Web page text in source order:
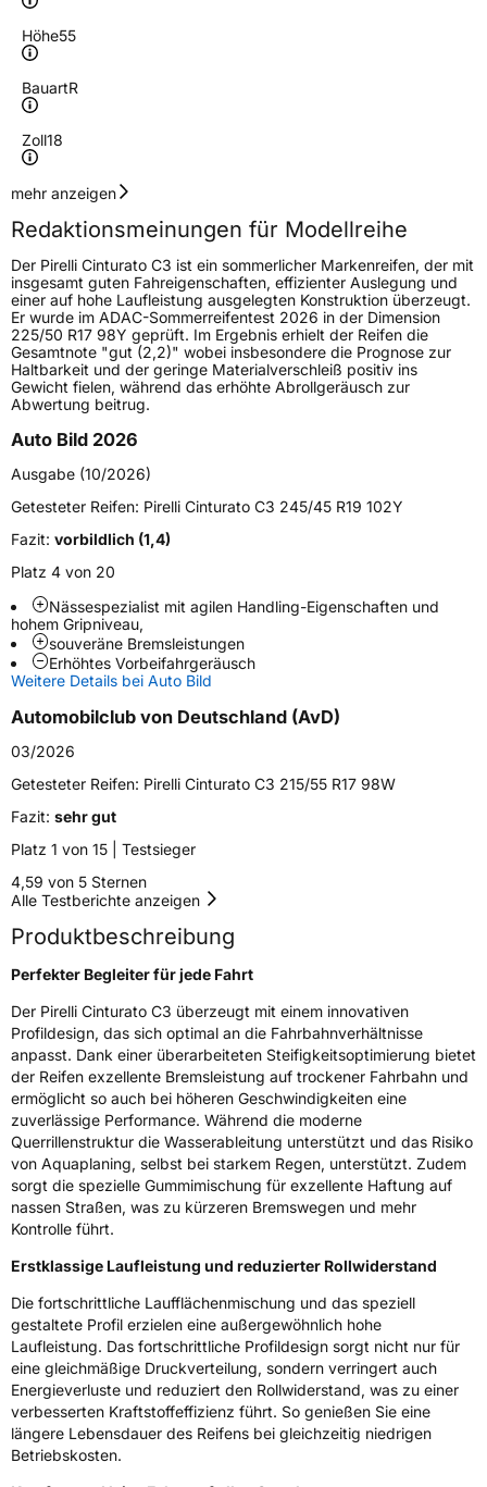
Höhe55
BauartR
Zoll18
Geschwindigkeitsindex
Lastindex 99
Höchstlast775 kg
Gewicht (in kg)10,033 kg
Generelle Merkmale
Fahrzeugtyp
SUV
VerwendungSommerreifen
ModellnameCinturato C3
FahrzeugartPKW & SUV
Weitere Eigenschaften
SchlauchtypTL
ZustandNeureifen
VerstärktXL
EU Label
NasshaftungA
Rollgeräusch (Klasse)B
Fahrzeugklasse
C1
3PMSF / Schneeflockensymbol / Alpine-SymbolNein
EPREL ID2246481
Allgemeine Produktsicherheit (GPSR)
HerstellerkontaktPIRELLI TYRE SPA, Viale Piero e Alberto
consumer.support@pirelli.com
mehr anzeigen
Redaktionsmeinungen für Modellreihe
Der Pirelli Cinturato C3 ist ein sommerlicher Markenreifen, der mit
insgesamt guten Fahreigenschaften, effizienter Auslegung und
einer auf hohe Laufleistung ausgelegten Konstruktion überzeugt.
Er wurde im ADAC-Sommerreifentest 2026 in der Dimension
225/50 R17 98Y geprüft. Im Ergebnis erhielt der Reifen die
Gesamtnote "gut (2,2)" wobei insbesondere die Prognose zur
Haltbarkeit und der geringe Materialverschleiß positiv ins
Gewicht fielen, während das erhöhte Abrollgeräusch zur
Abwertung beitrug.
Auto Bild 2026
Ausgabe (10/2026)
Getesteter Reifen: Pirelli Cinturato C3 245/45 R19 102Y
Fazit: vorbildlich (1,4)
Platz 4 von 20
Nässespezialist mit agilen Handling-Eigenschaften und
hohem Gripniveau,
souveräne Bremsleistungen
Erhöhtes Vorbeifahrgeräusch
Weitere Details bei Auto Bild
Automobilclub von Deutschland (AvD)
03/2026
Getesteter Reifen: Pirelli Cinturato C3 215/55 R17 98W
Fazit: sehr gut
Platz 1 von 15 | Testsieger
4,59 von 5 Sternen
Alle Testberichte anzeigen
Produktbeschreibung
Perfekter Begleiter für jede Fahrt
Der Pirelli Cinturato C3 überzeugt mit einem innovativen
Profildesign, das sich optimal an die Fahrbahnverhältnisse
anpasst. Dank einer überarbeiteten Steifigkeitsoptimierung bietet
der Reifen exzellente Bremsleistung auf trockener Fahrbahn und
ermöglicht so auch bei höheren Geschwindigkeiten eine
zuverlässige Performance. Während die moderne
Querrillenstruktur die Wasserableitung unterstützt und das Risiko
von Aquaplaning, selbst bei starkem Regen, unterstützt. Zudem
sorgt die spezielle Gummimischung für exzellente Haftung auf
nassen Straßen, was zu kürzeren Bremswegen und mehr
Kontrolle führt.
Erstklassige Laufleistung und reduzierter Rollwiderstand
Die fortschrittliche Laufflächenmischung und das speziell
gestaltete Profil erzielen eine außergewöhnlich hohe
Laufleistung. Das fortschrittliche Profildesign sorgt nicht nur für
eine gleichmäßige Druckverteilung, sondern verringert auch
Energieverluste und reduziert den Rollwiderstand, was zu einer
verbesserten Kraftstoffeffizienz führt. So genießen Sie eine
längere Lebensdauer des Reifens bei gleichzeitig niedrigen
Betriebskosten.